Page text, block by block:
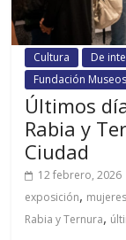
Cultura De
Fundación
Últimos
Rabia y
Ciudad
12 febrero, 2026
exposición, mujeres
Rabia y Ternura,